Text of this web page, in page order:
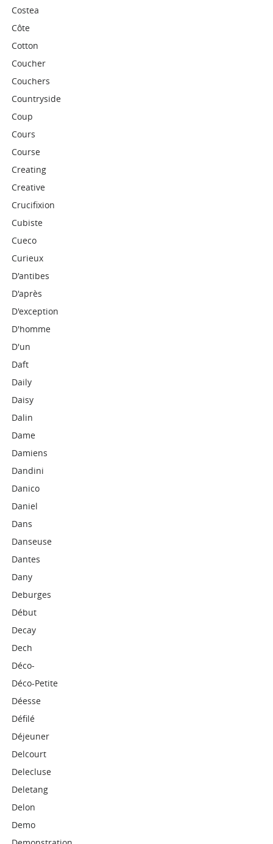
Costea
Côte
Cotton
Coucher
Couchers
Countryside
Coup
Cours
Course
Creating
Creative
Crucifixion
Cubiste
Cueco
Curieux
D'antibes
D'après
D'exception
D'homme
D'un
Daft
Daily
Daisy
Dalin
Dame
Damiens
Dandini
Danico
Daniel
Dans
Danseuse
Dantes
Dany
Deburges
Début
Decay
Dech
Déco-
Déco-Petite
Déesse
Défilé
Déjeuner
Delcourt
Delecluse
Deletang
Delon
Demo